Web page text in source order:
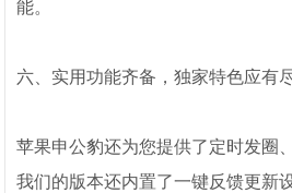
能。
六、实用功能齐备，独家特色应有
苹果申公豹还为您提供了定时发圈
我们的版本还内置了一键反馈更新